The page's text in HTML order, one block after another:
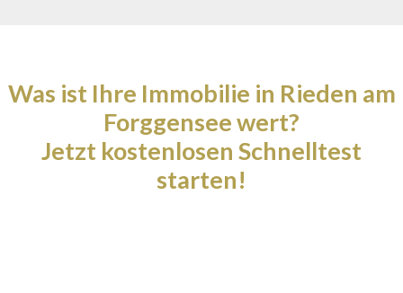
Was ist Ihre Immobilie in Rieden am
Forggensee wert?
Jetzt kostenlosen Schnelltest
starten!